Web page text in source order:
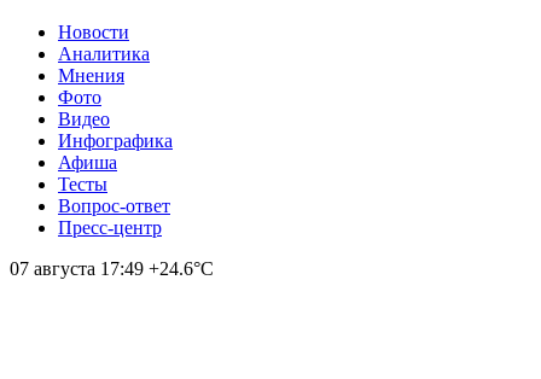
Новости
Аналитика
Мнения
Фото
Видео
Инфографика
Афиша
Тесты
Вопрос-ответ
Пресс-центр
07 августа 17:49 +24.6°С